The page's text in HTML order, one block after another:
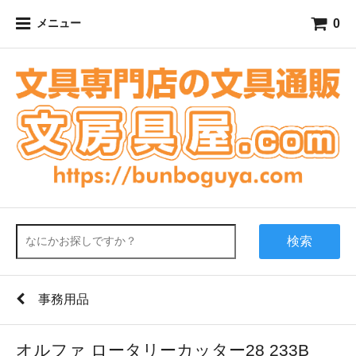
メニュー 0
検索
事務用品
オルファ ロータリーカッター28 233B